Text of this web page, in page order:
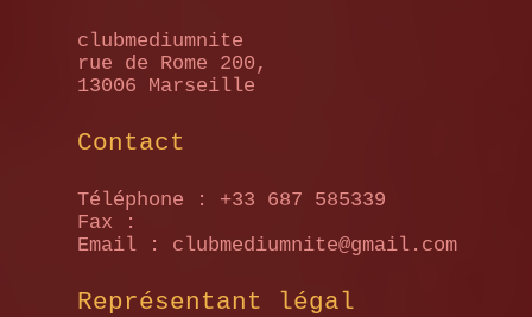
clubmediumnite
rue de Rome 200,
13006 Marseille
Contact
Téléphone : +33 687 585339
Fax :
Email : clubmediumnite@gmail.com
Représentant légal